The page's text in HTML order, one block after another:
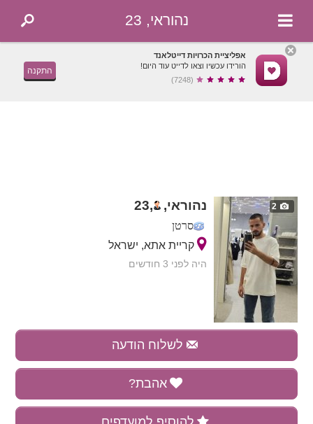
נהוראי, 23
אפליציית הכרויות דייטלאנד
הורידו עכשיו וצאו לדייט עוד היום!
(7248)
התקנה
2 נהוראי, ,
23
סרטן
קריית אתא, ישראל
היה לפני 3 חודשים
לשלוח הודעה
אהבת?